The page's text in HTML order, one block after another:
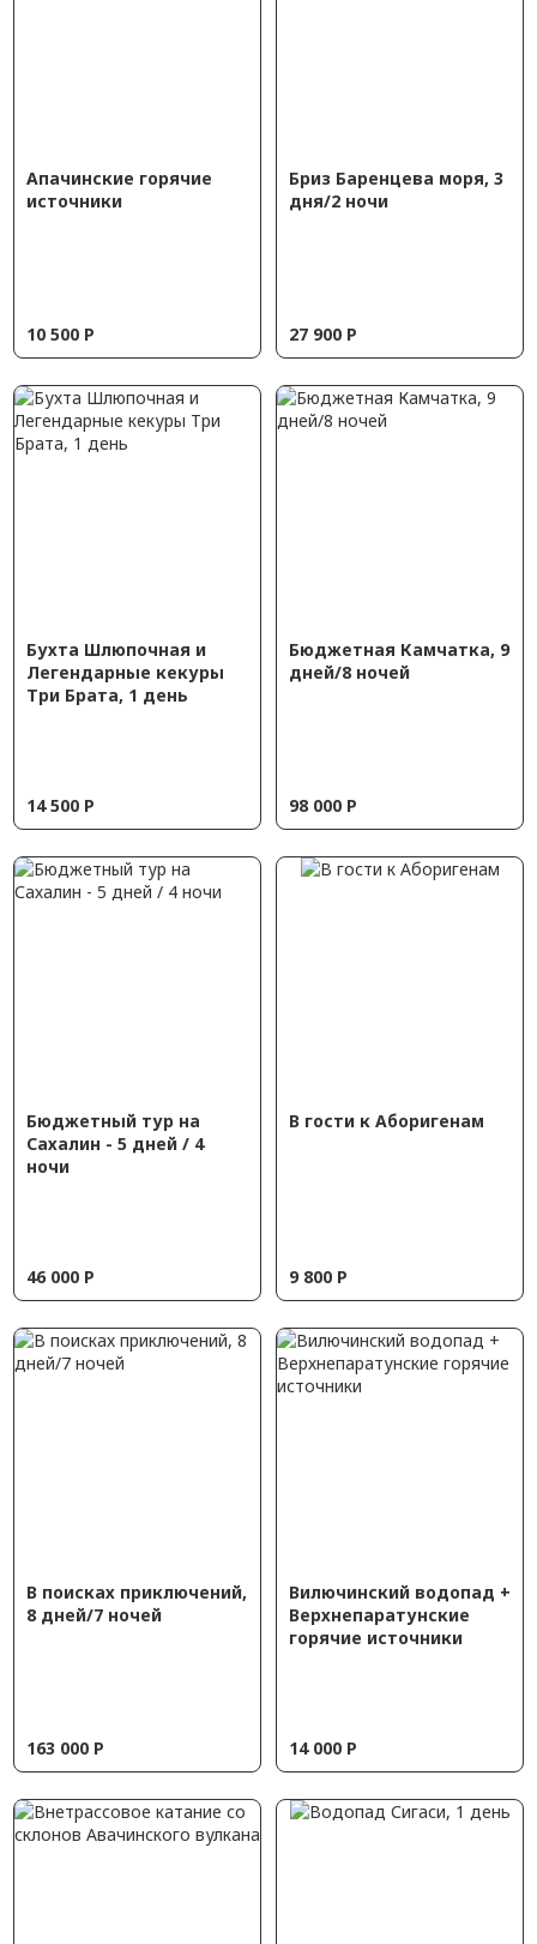
Апачинские горячие
источники
10 500 Р
Бриз Баренцева моря, 3
дня/2 ночи
27 900 Р
Бухта Шлюпочная и
Легендарные кекуры
Три Брата, 1 день
14 500 Р
Бюджетная Камчатка, 9
дней/8 ночей
98 000 Р
Бюджетный тур на
Сахалин - 5 дней / 4
ночи
46 000 Р
В гости к Аборигенам
9 800 Р
В поисках приключений,
8 дней/7 ночей
163 000 Р
Вилючинский водопад +
Верхнепаратунские
горячие источники
14 000 Р